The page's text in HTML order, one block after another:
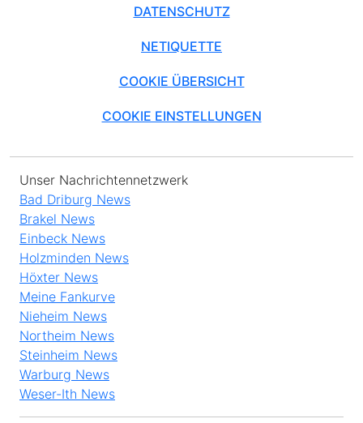
DATENSCHUTZ
NETIQUETTE
COOKIE ÜBERSICHT
COOKIE EINSTELLUNGEN
Unser Nachrichtennetzwerk
Bad Driburg News
Brakel News
Einbeck News
Holzminden News
Höxter News
Meine Fankurve
Nieheim News
Northeim News
Steinheim News
Warburg News
Weser-Ith News